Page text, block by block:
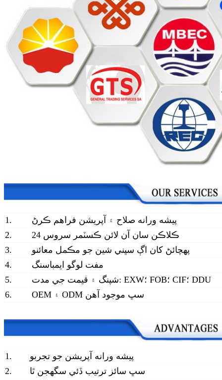
1.
پيشه ورانه صلاح ۽ آپريشن فراهم ڪرڻ
2.
24 ڪلاڪن سان آن لائن ڪسٽمر سروس
3.
پهچائڻ کان اڳ سڀني شين جو مڪمل معائنو
4.
مفت لوگو ايمباسنگ
5.
شپنگ ۽ قيمت جي مدت: EXW؛ FOB؛ CIF؛ DDU
6.
OEM ۽ ODM سڀ موجود آهن
1.
پيشه ورانه آپريشن جو تجربو
2.
سڀ سائز ترتيب ڏئي سگھجن ٿا